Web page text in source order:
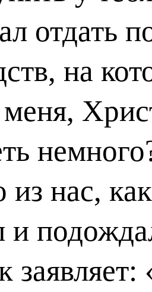
отдать
на
из нас,
и
заявляет: